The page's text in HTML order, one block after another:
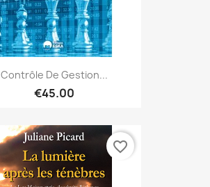
Contrôle De Gestion...
€45.00
favorite_border